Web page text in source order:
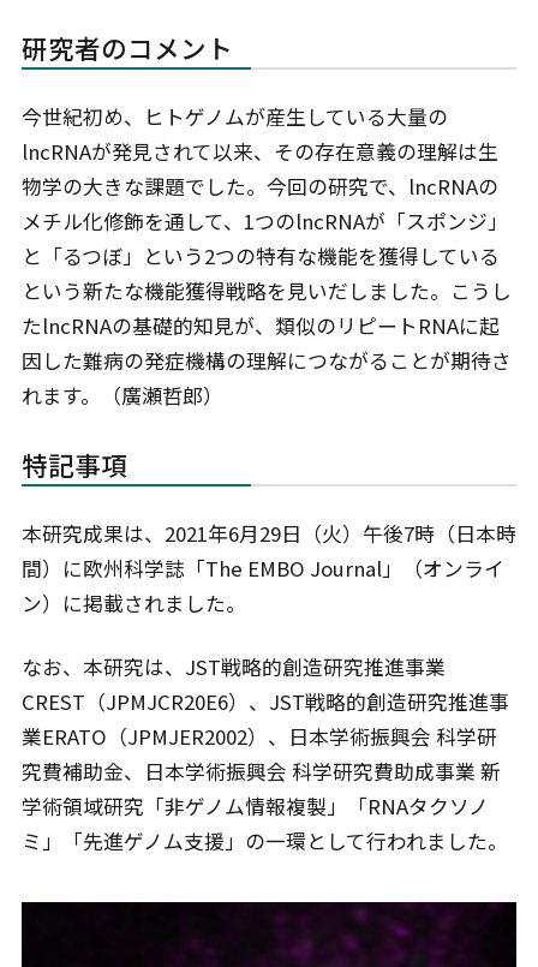
研究者のコメント
今世紀初め、ヒトゲノムが産生している大量の
lncRNAが発見されて以来、その存在意義の理解は生
物学の大きな課題でした。今回の研究で、lncRNAの
メチル化修飾を通して、1つのlncRNAが「スポンジ」
と「るつぼ」という2つの特有な機能を獲得している
という新たな機能獲得戦略を見いだしました。こうし
たlncRNAの基礎的知見が、類似のリピートRNAに起
因した難病の発症機構の理解につながることが期待さ
れます。（廣瀬哲郎）
特記事項
本研究成果は、2021年6月29日（火）午後7時（日本時
間）に欧州科学誌「The EMBO Journal」（オンライ
ン）に掲載されました。
なお、本研究は、JST戦略的創造研究推進事業
CREST（JPMJCR20E6）、JST戦略的創造研究推進事
業ERATO（JPMJER2002）、日本学術振興会 科学研
究費補助金、日本学術振興会 科学研究費助成事業 新
学術領域研究「非ゲノム情報複製」「RNAタクソノ
ミ」「先進ゲノム支援」の一環として行われました。